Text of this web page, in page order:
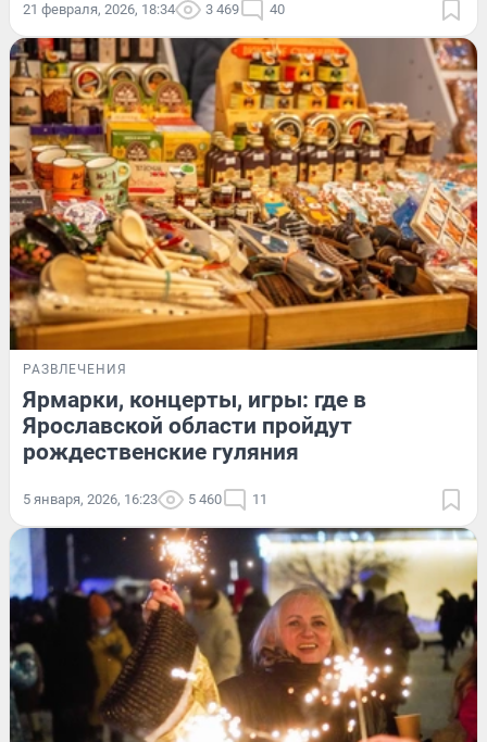
21 февраля, 2026, 18:34 3 469 40
РАЗВЛЕЧЕНИЯ
Ярмарки, концерты, игры: где в
Ярославской области пройдут
рождественские гуляния
5 января, 2026, 16:23 5 460 11